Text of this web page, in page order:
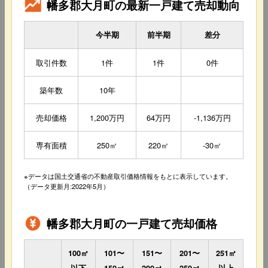
幡多郡大月町の最新一戸建て売却動向
今半期 前半期 差分
取引件数 1件 1件 0件
築年数 10年
売却価格 1,200万円 64万円 -1,136万円
専有面積 250㎡ 220㎡ -30㎡
※データは国土交通省の不動産取引価格情報をもとに表示しています。
（データ更新月:2022年5月）
幡多郡大月町の一戸建て売却価格
100㎡
101〜
151〜
201〜
251㎡